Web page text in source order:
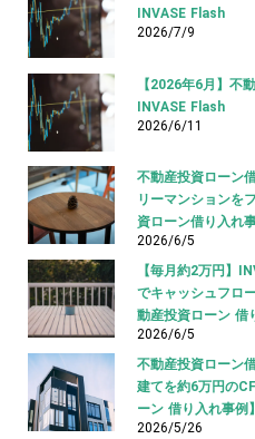
INVASE Flash
2026/7/9
【2026年6月】不
INVASE Flash
2026/6/11
不動産投資ローン
リーマンションを
資ローン借り入れ事
2026/6/5
【毎月約2万円】
でキャッシュフロ
動産投資ローン 借
2026/6/5
不動産投資ローン
建てを約6万円の
ーン 借り入れ事例】
2026/5/26